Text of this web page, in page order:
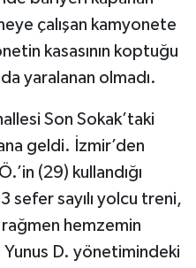
çalışan kamyonete
kasasının koptuğu
yaralanan olmadı.
Son Sokak’taki
geldi. İzmir’den
(29) kullandığı
sefer sayılı yolcu treni,
hemzemin
D. yönetimindeki